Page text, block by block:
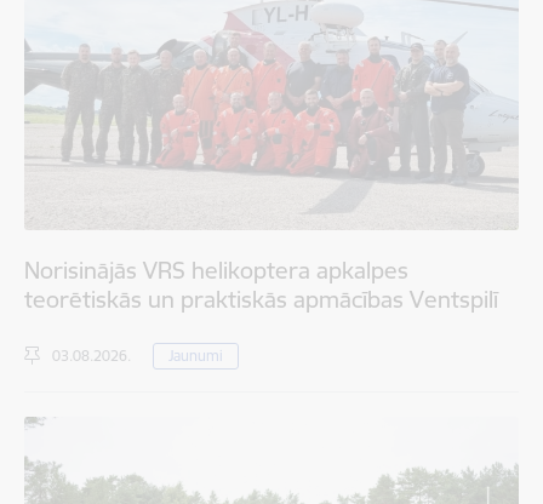
Norisinājās VRS helikoptera apkalpes
teorētiskās un praktiskās apmācības Ventspilī
03.08.2026. Jaunumi